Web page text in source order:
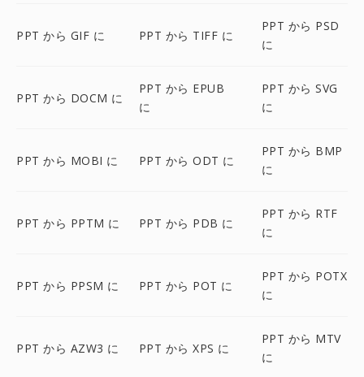
PPT から GIF に PPT から TIFF に
PPT から PSD
に
PPT から DOCM に
PPT から EPUB
に
PPT から SVG
に
PPT から MOBI に PPT から ODT に
PPT から BMP
に
PPT から PPTM に PPT から PDB に
PPT から RTF
に
PPT から PPSM に PPT から POT に
PPT から POTX
に
PPT から AZW3 に PPT から XPS に
PPT から MTV
に